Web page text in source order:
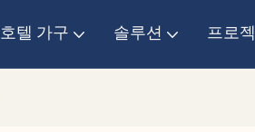
호텔 가구 솔루션 프로